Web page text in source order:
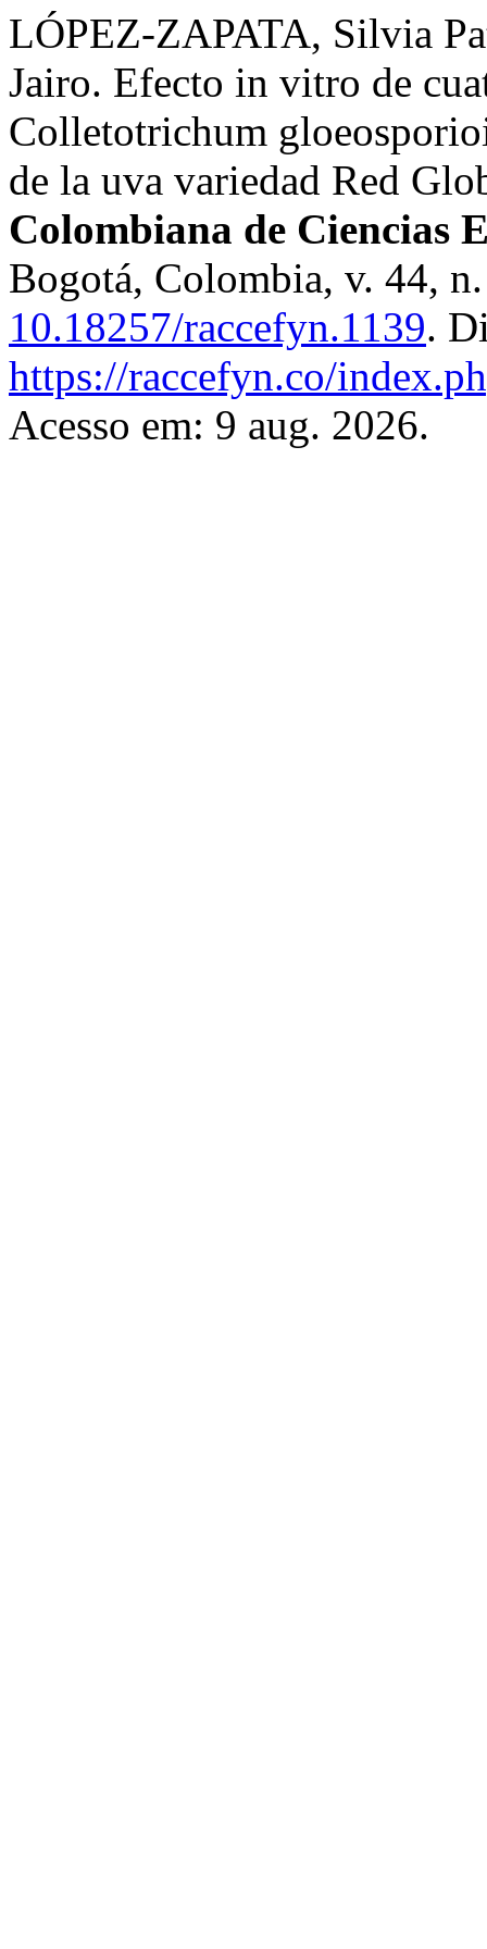
LÓPEZ-ZAPATA, Silvia
Jairo. Efecto in vitro de
Colletotrichum
de la uva variedad Red
Colombiana de Ciencias
Bogotá, Colombia, v. 44,
10.18257/raccefyn.1139.
https://raccefyn.co/
Acesso em: 9 aug. 2026.